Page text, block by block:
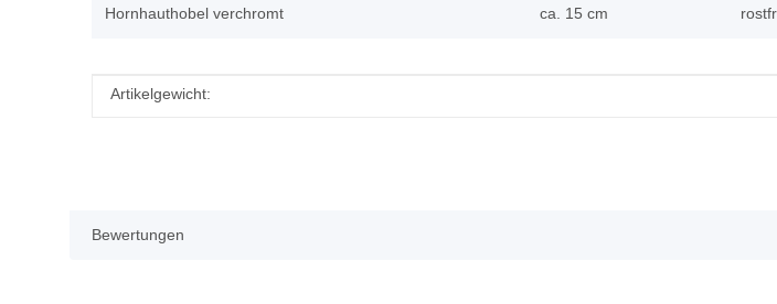
Hornhauthobel verchromt ca. 15 cm
Produkteigenschaft
Wert
Artikelgewicht:
Bewertungen